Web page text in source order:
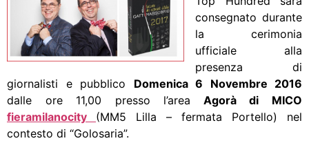
consegnato durante
la cerimonia
ufficiale alla
presenza di
giornalisti e pubblico Domenica 6 Novembre 2016
dalle ore 11,00 presso l’area Agorà di MICO
fieramilanocity (MM5 Lilla – fermata Portello) nel
contesto di “Golosaria”.